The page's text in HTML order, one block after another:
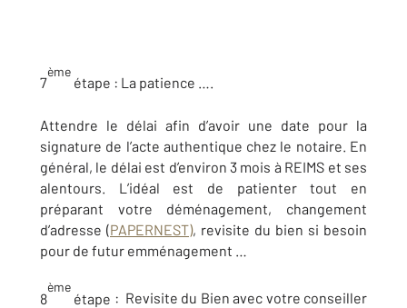
7
ème
étape : La patience ….
Attendre le délai afin d’avoir une date pour la
signature de l’acte authentique chez le notaire. En
général, le délai est d’environ 3 mois à REIMS et ses
alentours. L’idéal est de patienter tout en
préparant votre déménagement, changement
d’adresse (PAPERNEST), revisite du bien si besoin
pour de futur emménagement …
8
ème
étape : Revisite du Bien avec votre conseiller